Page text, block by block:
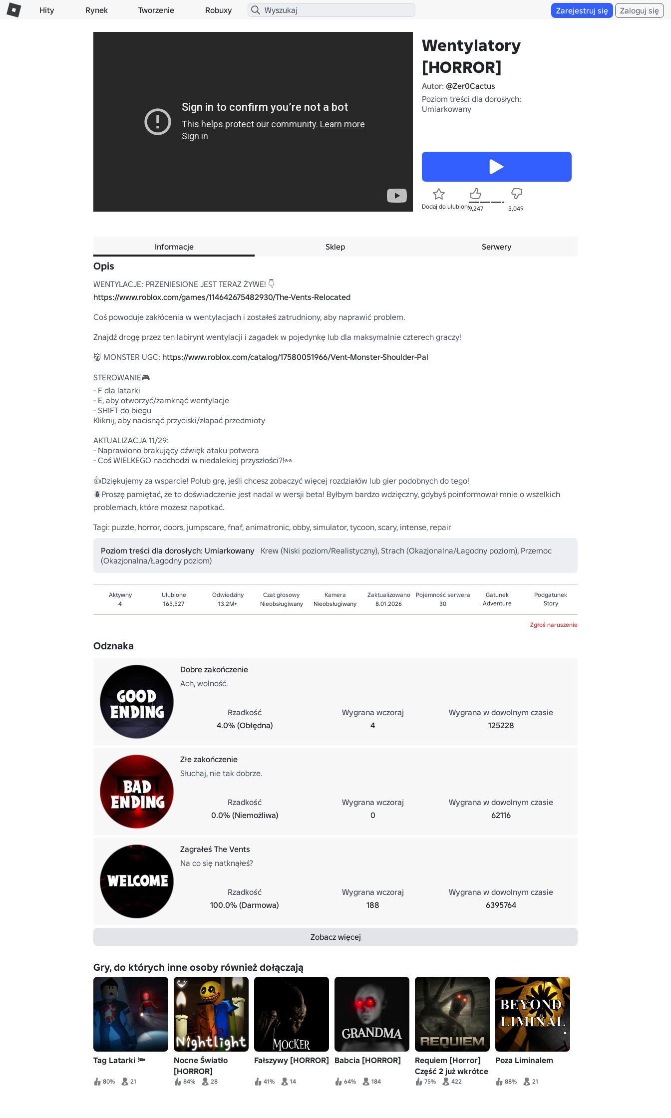
Hity Rynek Tworzenie Robuxy Zarejestruj się Zaloguj się
Wentylatory
[HORROR]
Autor: @Zer0Cactus
Poziom treści dla dorosłych:
Umiarkowany
Dodaj do ulubionych9,247 5,049
Informacje Sklep Serwery
Opis
https://www.roblox.com/games/114642675482930/The-Vents-Relocated
Coś powoduje zakłócenia w wentylacjach i zostałeś zatrudniony, aby naprawić problem.
Znajdź drogę przez ten labirynt wentylacji i zagadek w pojedynkę lub dla maksymalnie czterech graczy!
👹 MONSTER UGC: https://www.roblox.com/catalog/17580051966/Vent-Monster-Shoulder-Pal
STEROWANIE🎮
- F dla latarki
- E, aby otworzyć/zamknąć wentylacje
- SHIFT do biegu
Kliknij, aby nacisnąć przyciski/złapać przedmioty
AKTUALIZACJA 11/29:
- Naprawiono brakujący dźwięk ataku potwora
- Coś WIELKEGO nadchodzi w niedalekiej przyszłości?!👀
👍Dziękujemy za wsparcie! Polub grę, jeśli chcesz zobaczyć więcej rozdziałów lub gier podobnych do tego!
🪲Proszę pamiętać, że to doświadczenie jest nadal w wersji beta! Byłbym bardzo wdzięczny, gdybyś poinformował mnie o wszelkich
problemach, które możesz napotkać.
Tagi: puzzle, horror, doors, jumpscare, fnaf, animatronic, obby, simulator, tycoon, scary, intense, repair
Poziom treści dla dorosłych: Umiarkowany
Krew (Niski poziom/Realistyczny), Strach (Okazjonalna/Łagodny poziom), Przemoc
(Okazjonalna/Łagodny poziom)
Aktywny
4
Ulubione
165,527
Odwiedziny
13.2M+
Czat głosowy
Nieobsługiwany
Kamera
Nieobsługiwany
Zaktualizowano
8.01.2026
Pojemność serwera
30
Gatunek
Adventure
Podgatunek
Story
Zgłoś naruszenie
Odznaka
Dobre zakończenie
Ach, wolność.
Rzadkość
4.0% (Obłędna)
Wygrana wczoraj
4
Wygrana w dowolnym czasie
125228
Złe zakończenie
Słuchaj, nie tak dobrze.
Rzadkość
0.0% (Niemożliwa)
Wygrana wczoraj
0
Wygrana w dowolnym czasie
62116
Zagrałeś The Vents
Na co się natknąłeś?
Rzadkość
100.0% (Darmowa)
Wygrana wczoraj
188
Wygrana w dowolnym czasie
6395764
Zobacz więcej
Gry, do których inne osoby również dołączają
Tag Latarki 🔦
80% 21
Nocne Światło
[HORROR]
84% 28
Fałszywy [HORROR]
41% 14
Babcia [HORROR]
64% 184
Requiem [Horror]
Część 2 już wkrótce
75% 422
Poza Liminalem
88% 21